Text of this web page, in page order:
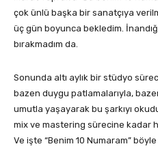
çok ünlü başka bir sanatçıya
üç gün boyunca bekledim.
bırakmadım da.
Sonunda altı aylık bir stüdyo
bazen duygu patlamalarıyla,
umutla yaşayarak bu şarkıyı
mix ve mastering sürecine kadar
Ve işte “Benim 10 Numaram” böyle